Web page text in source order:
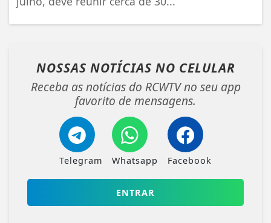
NOSSAS NOTÍCIAS NO CELULAR
Receba as notícias do RCWTV no seu app
favorito de mensagens.
Telegram Whatsapp Facebook
ENTRAR